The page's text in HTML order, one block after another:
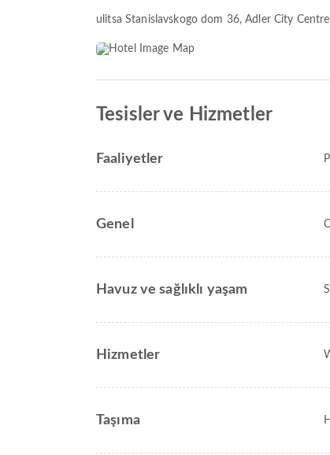
ulitsa Stanislavskogo dom 36, Adler City
Tesisler ve Hizmetler
Faaliyetler
Genel
Havuz ve sağlıklı yaşam
Hizmetler
Taşıma